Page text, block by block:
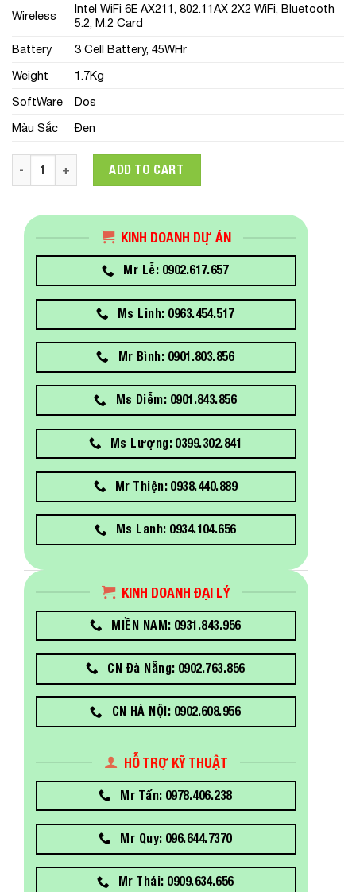
Wireless
Intel WiFi 6E AX211, 802.11AX 2X2 WiFi, Bluetooth
5.2, M.2 Card
Battery
3 Cell Battery, 45WHr
Weight
1.7Kg
SoftWare
Dos
Màu Sắc
Đen
Laptop Lenovo ThinkPad E15 Gen 4 (21E600CFVA)(Core i5-
ADD TO CART
KINH DOANH DỰ ÁN
Mr Lễ: 0902.617.657
Ms Linh: 0963.454.517
Mr Bình: 0901.803.856
Ms Diễm: 0901.843.856
Ms Lượng: 0399.302.841
Mr Thiện: 0938.440.889
Ms Lanh: 0934.104.656
KINH DOANH ĐẠI LÝ
MIỀN NAM: 0931.843.956
CN Đà Nẵng: 0902.763.856
CN HÀ NỘI: 0902.608.956
HỖ TRỢ KỸ THUẬT
Mr Tấn: 0978.406.238
Mr Quy: 096.644.7370
Mr Thái: 0909.634.656